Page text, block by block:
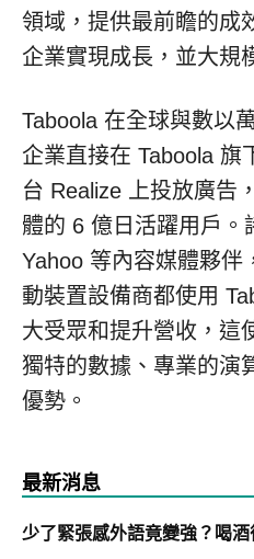
領域，提供最前瞻的成
企業實現成長，並大規
Taboola 在全球與數以
企業直接在 Taboola 旗
台 Realize 上投放廣告
體的 6 億日活躍用戶。
Yahoo 等內容媒體夥伴
動裝置設備商都使用
大受眾和提升營收，這
獨特的數據、專業的演
優勢。
最新消息
少了緊張感外語竟變強？喝